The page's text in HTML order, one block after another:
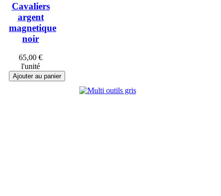
Cavaliers
argent
magnetique
noir
65,00 €
l'unité